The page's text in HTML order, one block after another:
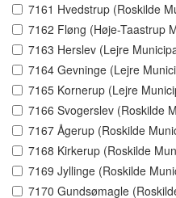
7161 Hvedstrup (Roskilde
7162 Fløng (Høje-Taastrup
7163 Herslev (Lejre
7164 Gevninge (Lejre
7165 Kornerup (Lejre
7166 Svogerslev (Roskilde
7167 Ågerup (Roskilde
7168 Kirkerup (Roskilde
7169 Jyllinge (Roskilde
7170 Gundsømagle